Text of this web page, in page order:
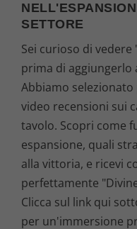
SETTORE
Sei curioso di
prima di aggiungerlo
Abbiamo
video recensioni sui
tavolo. Scopri come
espansione, quali
alla vittoria, e ricevi
perfettamente
Clicca sul link qui
per un'immersione